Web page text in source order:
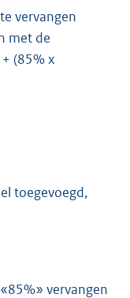
vervangen
met de
(85% x
toegevoegd,
vervangen